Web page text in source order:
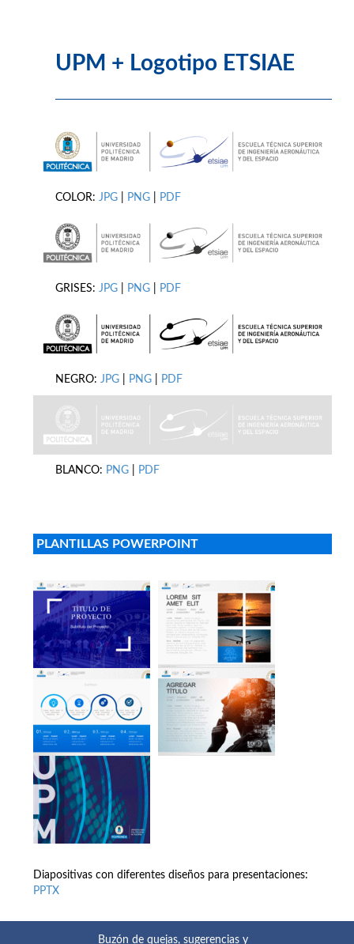
UPM + Logotipo ETSIAE
COLOR: JPG PNG PDF
GRISES: JPG PNG PDF
NEGRO: JPG PNG PDF
BLANCO: PNG PDF
PLANTILLAS POWERPOINT
Diapositivas con diferentes diseños para presentaciones:
PPTX
Buzón de quejas, sugerencias y